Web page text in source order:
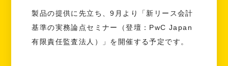
製品の提供に先立ち、9月より「新リース会計
基準の実務論点セミナー（登壇：PwC Japan
有限責任監査法人）」を開催する予定です。